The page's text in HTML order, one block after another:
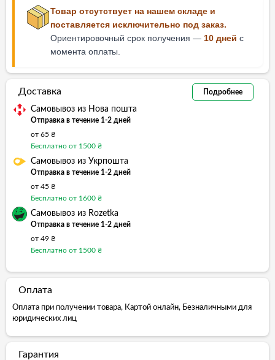
Товар отсутствует на нашем складе и
поставляется исключительно под заказ.
Ориентировочный срок получения — 10 дней с
момента оплаты.
Доставка Подробнее
Самовывоз из Нова пошта
Отправка в течение 1-2 дней
от 65 ₴
Бесплатно от 1500 ₴
Самовывоз из Укрпошта
Отправка в течение 1-2 дней
от 45 ₴
Бесплатно от 1600 ₴
Самовывоз из Rozetka
Отправка в течение 1-2 дней
от 49 ₴
Бесплатно от 1500 ₴
Оплата
Оплата при получении товара, Картой онлайн, Безналичными для
юридических лиц
Гарантия